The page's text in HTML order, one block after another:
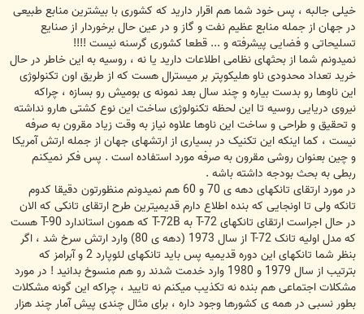
ت
خیلی جالبه ، پس خود شما هم اقرار دارید که کشوری با بیشترین منابع طبیعی
در جهان از جمله منابع عظیم نفت و گاز و در عین حال برخوردار از صنایع
تسلیحاتی و فضایی پیشرفته و ... قطعا کشوری گرسنه نیست !!!!
نمیدونم شما از بحثهای نظامی اطلاعات دارید یا نه ، روسیه به این خاطر در حال
خرید تعداد محدودی ناو هلیکوپتر بر میسترال هست که از طریق اون تکنولوژی
این ناوها رو بدست بیاره و چند سال بعد نمونه ی بومیش رو بسازه ، چراکه
نیروی دریایی روسیه تا این لحظه تکنولوژی ساخت این نوع کشتی هارو نداشته
و تحقیق و طراحی و ساخت این ناوها علاوه نیاز به وقت زیاد مقرون به صرفه
نیست ، کما اینکه این تکنیک در بسیاری از ارتشهای جهان از جمله ارتش آمریکا
و چین بعنوان روشی مقرون به صرفه مورد استفاده است . پس فکر نمیکنم
ربطی به بحث بودجه داشته باشه .
در مورد ارتقای تانکهای دهه ی 70 و 60 هم نمیدونم منظورتون دقیقا کدوم
تانکه ولی تا اونجایی که بنده اطلاع دارم قدیمیترین طرح ارتقای تانکی که الان
در حال اجراست ارتقای تانکهای T-72 به T-72B که همون استاندارد T-90 هست
که مدل اولیه تانک T-72 از سال 1973 (دهه ی 80) وارد ارتش سرخ شد ، اگر
بنظر شما تانکهای این دوره قدیمیه پس باید تانکهای لئوپارد 2 و آبرامز که
بترتیب از سال 1979 و 1980 وارد خدمت شدند رو هم منسوخ بدانید ! در مورد
مشکلات اجتماعی هم بنده نه تکذیب میکنم نه تایید ، چراکه این گونه مشکلات
بطور نسبی در همه ی کشورها وجود داره ، برای مثال چندی پیش آمار چند هزار